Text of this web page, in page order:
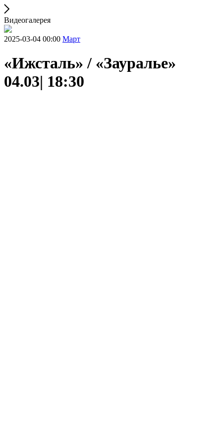
Видеогалерея
2025-03-04 00:00 Март
«Ижсталь» / «Зауралье»
04.03| 18:30